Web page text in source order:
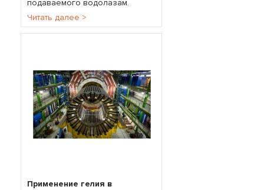
подаваемого водолазам.
Читать далее >
Применение гелия в